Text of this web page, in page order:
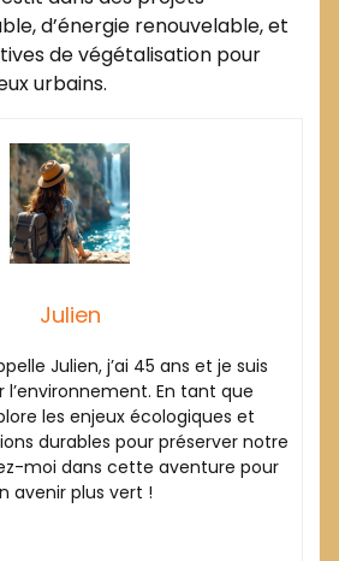
d’énergie renouvelable, et
de végétalisation pour
urbains.
Julien
Julien, j’ai 45 ans et je suis
l’environnement. En tant que
les enjeux écologiques et
durables pour préserver notre
moi dans cette aventure pour
avenir plus vert !